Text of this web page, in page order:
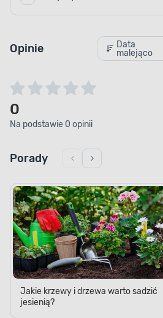
Opinie
Data
malejąco
0
Na podstawie 0 opinii
Porady
Jakie krzewy i drzewa warto sadzić
jesienią?